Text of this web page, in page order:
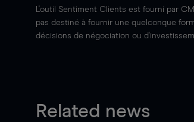
L'outil Sentiment Clients est fourni par
pas destiné à fournir une quelconque
décisions de négociation ou
Related news